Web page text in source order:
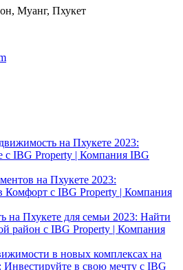
Муанг, Пхукет
на Пхукете 2023:
с IBG Property | Компания IBG
на Пхукете 2023:
Комфорт с IBG Property | Компания
на Пхукете для семьи 2023: Найти
район с IBG Property | Компания
в новых комплексах на
Инвестируйте в свою мечту с IBG